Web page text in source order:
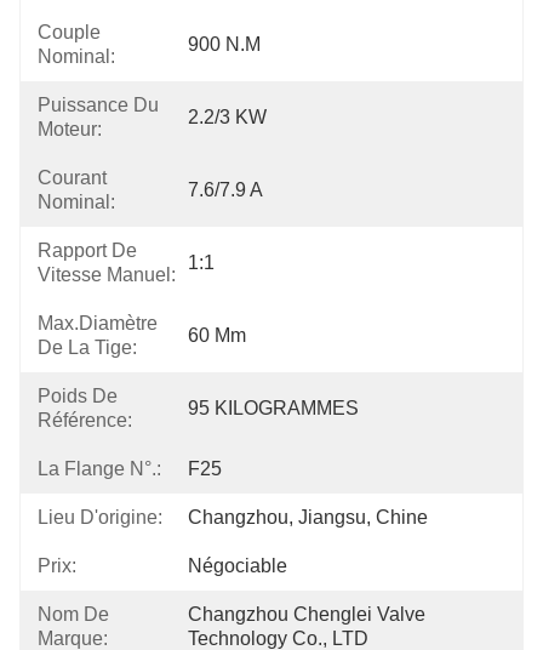
Couple
Nominal:
900 N.m
Puissance Du
Moteur:
2.2/3 KW
Courant
Nominal:
7.6/7.9 A
Rapport De
Vitesse Manuel:
1:1
Max.Diamètre
De La Tige:
60 Mm
Poids De
Référence:
95 KILOGRAMMES
La Flange N°.: F25
Lieu D'origine: Changzhou, Jiangsu, Chine
Prix: Négociable
Nom De
Marque:
Changzhou Chenglei Valve
Technology Co., LTD